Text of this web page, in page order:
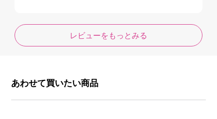
レビューをもっとみる
あわせて買いたい商品